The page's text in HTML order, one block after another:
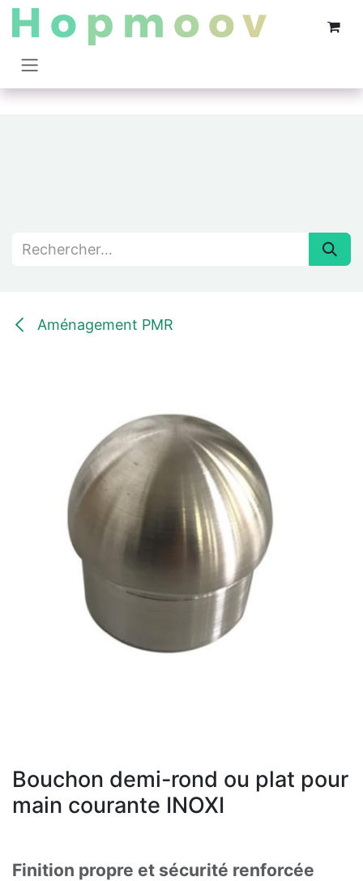
Se rendre au contenu
Aménagement PMR
Bouchon demi-rond ou plat pour
main courante INOXI
Finition propre et sécurité renforcée